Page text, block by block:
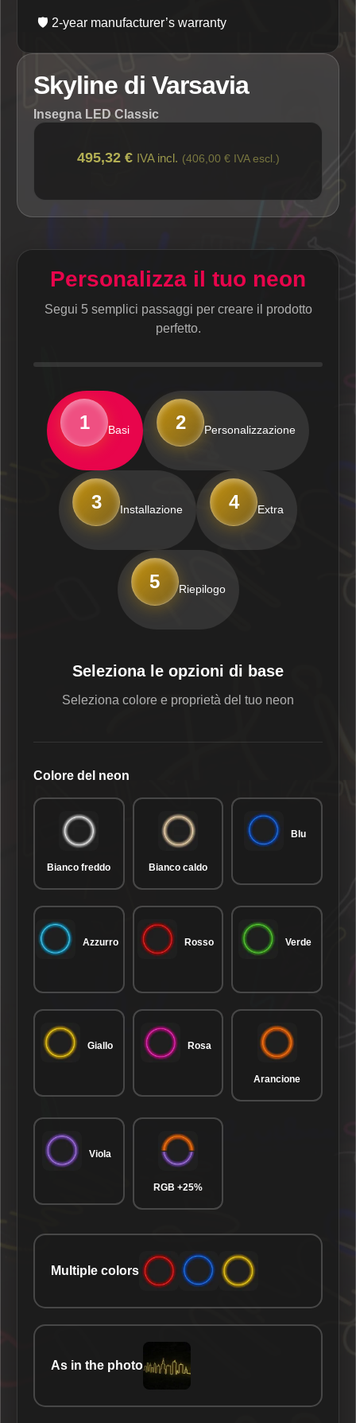
🛡️ 2-year manufacturer’s warranty
Skyline di Varsavia
Insegna LED Classic
495,32 € IVA incl. (406,00 € IVA escl.)
Personalizza il tuo neon
Segui 5 semplici passaggi per creare il prodotto
perfetto.
1 Basi 2 Personalizzazione
3 Installazione 4 Extra
5 Riepilogo
Seleziona le opzioni di base
Seleziona colore e proprietà del tuo neon
Colore del neon
Bianco freddo Bianco caldo
Blu
Azzurro Rosso Verde
Giallo Rosa
Arancione
Viola
RGB +25%
Multiple colors
As in the photo